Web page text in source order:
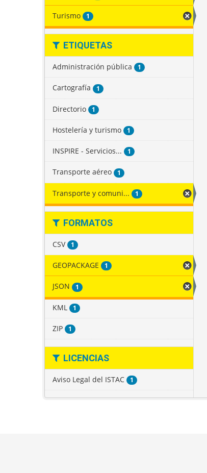
Turismo 1
ETIQUETAS
Administración pública 1
Cartografía 1
Directorio 1
Hostelería y turismo 1
INSPIRE - Servicios... 1
Transporte aéreo 1
Transporte y comuni... 1
FORMATOS
CSV 1
GEOPACKAGE 1
JSON 1
KML 1
ZIP 1
LICENCIAS
Aviso Legal del ISTAC 1